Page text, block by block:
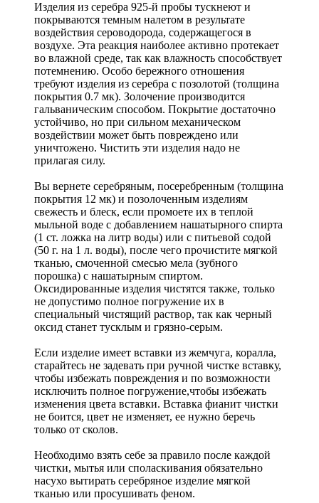
Изделия из серебра 925-й пробы тускнеют и
покрываются темным налетом в результате
воздействия сероводорода, содержащегося в
воздухе. Эта реакция наиболее активно протекает
во влажной среде, так как влажность способствует
потемнению. Особо бережного отношения
требуют изделия из серебра с позолотой (толщина
покрытия 0.7 мк). Золочение производится
гальваническим способом. Покрытие достаточно
устойчиво, но при сильном механическом
воздействии может быть повреждено или
уничтожено. Чистить эти изделия надо не
прилагая силу.
Вы вернете серебряным, посеребренным (толщина
покрытия 12 мк) и позолоченным изделиям
свежесть и блеск, если промоете их в теплой
мыльной воде с добавлением нашатырного спирта
(1 ст. ложка на литр воды) или с питьевой содой
(50 г. на 1 л. воды), после чего прочистите мягкой
тканью, смоченной смесью мела (зубного
порошка) с нашатырным спиртом.
Оксидированные изделия чистятся также, только
не допустимо полное погружение их в
специальный чистящий раствор, так как черный
оксид станет тусклым и грязно-серым.
Если изделие имеет вставки из жемчуга, коралла,
старайтесь не задевать при ручной чистке вставку,
чтобы избежать повреждения и по возможности
исключить полное погружение,чтобы избежать
изменения цвета вставки. Вставка фианит чистки
не боится, цвет не изменяет, ее нужно беречь
только от сколов.
Необходимо взять себе за правило после каждой
чистки, мытья или споласкивания обязательно
насухо вытирать серебряное изделие мягкой
тканью или просушивать феном.